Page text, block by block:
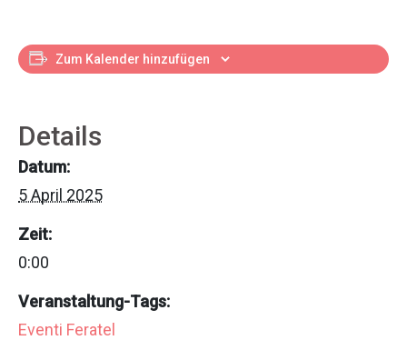
Zum Kalender hinzufügen
Details
Datum:
5 April 2025
Zeit:
0:00
Veranstaltung-Tags:
Eventi Feratel